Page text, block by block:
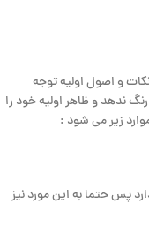
و اصول اولیه توجه
ندهد و ظاهر اولیه خود را
زیر می شود :
پس حتما به این مورد نیز